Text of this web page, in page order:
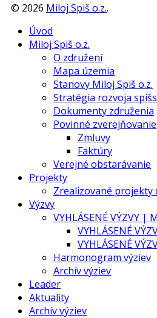
© 2026 Miloj Spiš o.z..
Úvod
Miloj Spiš o.z.
O združení
Mapa územia
Stanovy Miloj Spiš o.z.
Stratégia rozvoja
Dokumenty združenia
Povinné zverejňovanie
Zmluvy
Faktúry
Verejné obstarávanie
Projekty
Zrealizované projekty
Výzvy
VYHLÁSENÉ VÝZVY |
VYHLÁSENÉ
VYHLÁSENÉ
Harmonogram výziev
Archív výziev
Leader
Aktuality
Archív výziev